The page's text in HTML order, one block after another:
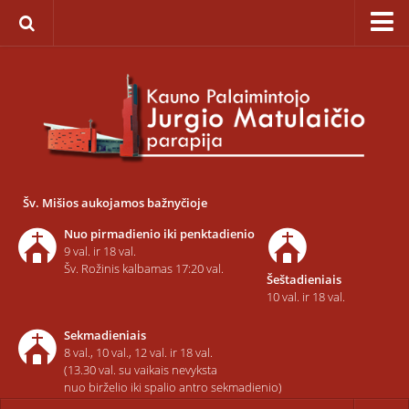
Įkūrimas
Paveikslas „Švč. Mergelės Marijos Ėmimo į dangų”
Statistika
Raštinė
Kontaktai ir rekvizitai
Dvasininkai
Šv. Mišios aukojamos bažnyčioje
Nuo pirmadienio iki penktadienio
9 val. ir 18 val.
Šv. Rožinis kalbamas 17:20 val.
Šeštadieniais
10 val. ir 18 val.
Sekmadieniais
8 val., 10 val., 12 val. ir 18 val.
(13.30 val. su vaikais nevyksta
nuo birželio iki spalio antro sekmadienio)